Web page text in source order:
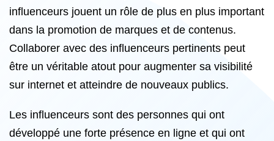
influenceurs jouent un rôle de plus en plus important
dans la promotion de marques et de contenus.
Collaborer avec des influenceurs pertinents peut
être un véritable atout pour augmenter sa visibilité
sur internet et atteindre de nouveaux publics.
Les influenceurs sont des personnes qui ont
développé une forte présence en ligne et qui ont